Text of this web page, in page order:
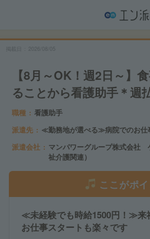
2026/08/05
【8月～OK！週2日～】
ることから看護助手＊週
職種
看護助手
派遣先
≪勤務地が選べる≫病院でのお仕
派遣会社
マンパワーグループ株式会社
祉介護関連）
ここがポイ
≪未経験でも時給1500円！≫来
お仕事スタートも楽々です